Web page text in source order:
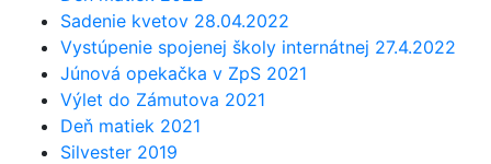
Sadenie kvetov 28.04.2022
Vystúpenie spojenej školy internátnej 27.4.2022
Júnová opekačka v ZpS 2021
Výlet do Zámutova 2021
Deň matiek 2021
Silvester 2019